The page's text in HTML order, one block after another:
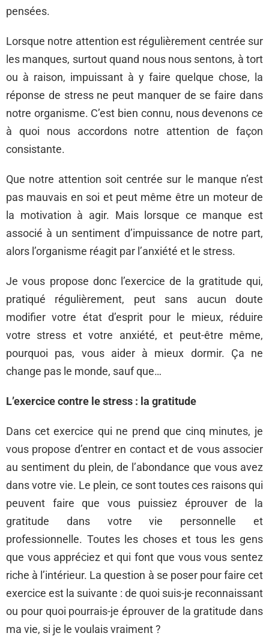
pensées.
Lorsque notre attention est régulièrement centrée sur
les manques, surtout quand nous nous sentons, à tort
ou à raison, impuissant à y faire quelque chose, la
réponse de stress ne peut manquer de se faire dans
notre organisme. C’est bien connu, nous devenons ce
à quoi nous accordons notre attention de façon
consistante.
Que notre attention soit centrée sur le manque n’est
pas mauvais en soi et peut même être un moteur de
la motivation à agir. Mais lorsque ce manque est
associé à un sentiment d’impuissance de notre part,
alors l’organisme réagit par l’anxiété et le stress.
Je vous propose donc l’exercice de la gratitude qui,
pratiqué régulièrement, peut sans aucun doute
modifier votre état d’esprit pour le mieux, réduire
votre stress et votre anxiété, et peut-être même,
pourquoi pas, vous aider à mieux dormir. Ça ne
change pas le monde, sauf que…
L’exercice contre le stress : la gratitude
Dans cet exercice qui ne prend que cinq minutes, je
vous propose d’entrer en contact et de vous associer
au sentiment du plein, de l’abondance que vous avez
dans votre vie. Le plein, ce sont toutes ces raisons qui
peuvent faire que vous puissiez éprouver de la
gratitude dans votre vie personnelle et
professionnelle. Toutes les choses et tous les gens
que vous appréciez et qui font que vous vous sentez
riche à l’intérieur. La question à se poser pour faire cet
exercice est la suivante : de quoi suis-je reconnaissant
ou pour quoi pourrais-je éprouver de la gratitude dans
ma vie, si je le voulais vraiment ?